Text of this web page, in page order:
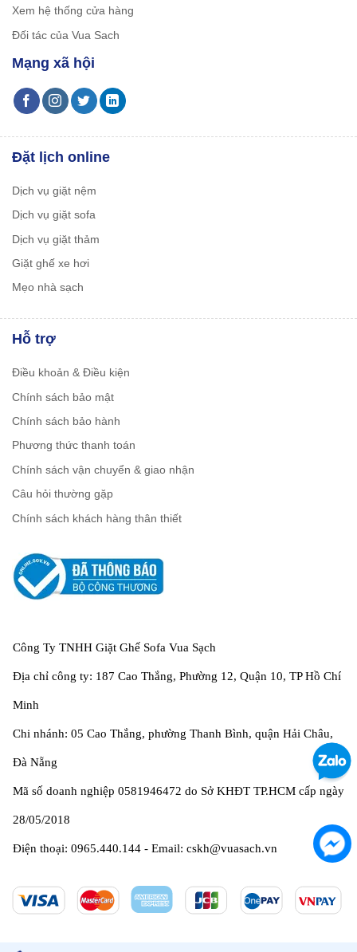
Xem hệ thống cửa hàng
Đối tác của Vua Sach
Mạng xã hội
Đặt lịch online
Dịch vụ giặt nệm
Dịch vụ giặt sofa
Dịch vụ giặt thảm
Giặt ghế xe hơi
Mẹo nhà sạch
Hỗ trợ
Điều khoản & Điều kiện
Chính sách bảo mật
Chính sách bảo hành
Phương thức thanh toán
Chính sách vận chuyển & giao nhận
Câu hỏi thường gặp
Chính sách khách hàng thân thiết
Công Ty TNHH Giặt Ghế Sofa Vua Sạch
Địa chỉ công ty: 187 Cao Thắng, Phường 12, Quận 10, TP Hồ Chí
Minh
Chi nhánh: 05 Cao Thắng, phường Thanh Bình, quận Hải Châu,
Đà Nẵng
Mã số doanh nghiệp 0581946472 do Sở KHĐT TP.HCM cấp ngày
28/05/2018
Điện thoại: 0965.440.144 - Email: cskh@vuasach.vn